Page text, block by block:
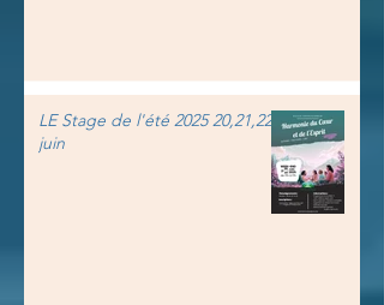
LE Stage de l'été 2025 20,21,22
juin